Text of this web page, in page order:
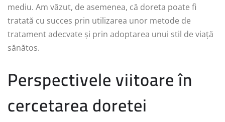
mediu. Am văzut, de asemenea, că doreta poate fi
tratată cu succes prin utilizarea unor metode de
tratament adecvate și prin adoptarea unui stil de viață
sănătos.
Perspectivele viitoare în
cercetarea doretei